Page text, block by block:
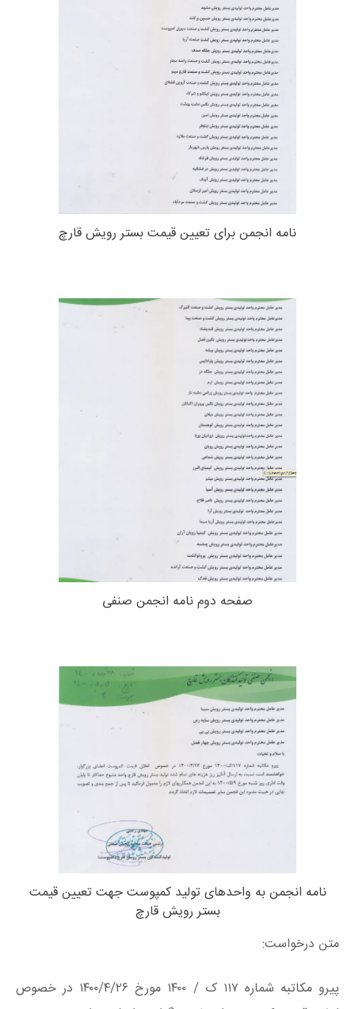
نامه انجمن برای تعیین قیمت بستر رویش قارچ
صفحه دوم نامه انجمن صنفی
نامه انجمن به واحدهای تولید کمپوست جهت تعیین قیمت
بستر رویش قارچ
متن درخواست:
پیرو مکاتبه شماره ۱۱۷ ک / ۱۴۰۰ مورخ ۱۴۰۰/۴/۲۶ در خصوص